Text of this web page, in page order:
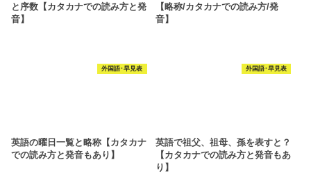
と序数【カタカナでの読み方と発
音】
【略称/カタカナでの読み方/発
音】
外国語･早見表
英語の曜日一覧と略称【カタカナ
での読み方と発音もあり】
外国語･早見表
英語で祖父、祖母、孫を表すと？
【カタカナでの読み方と発音もあ
り】